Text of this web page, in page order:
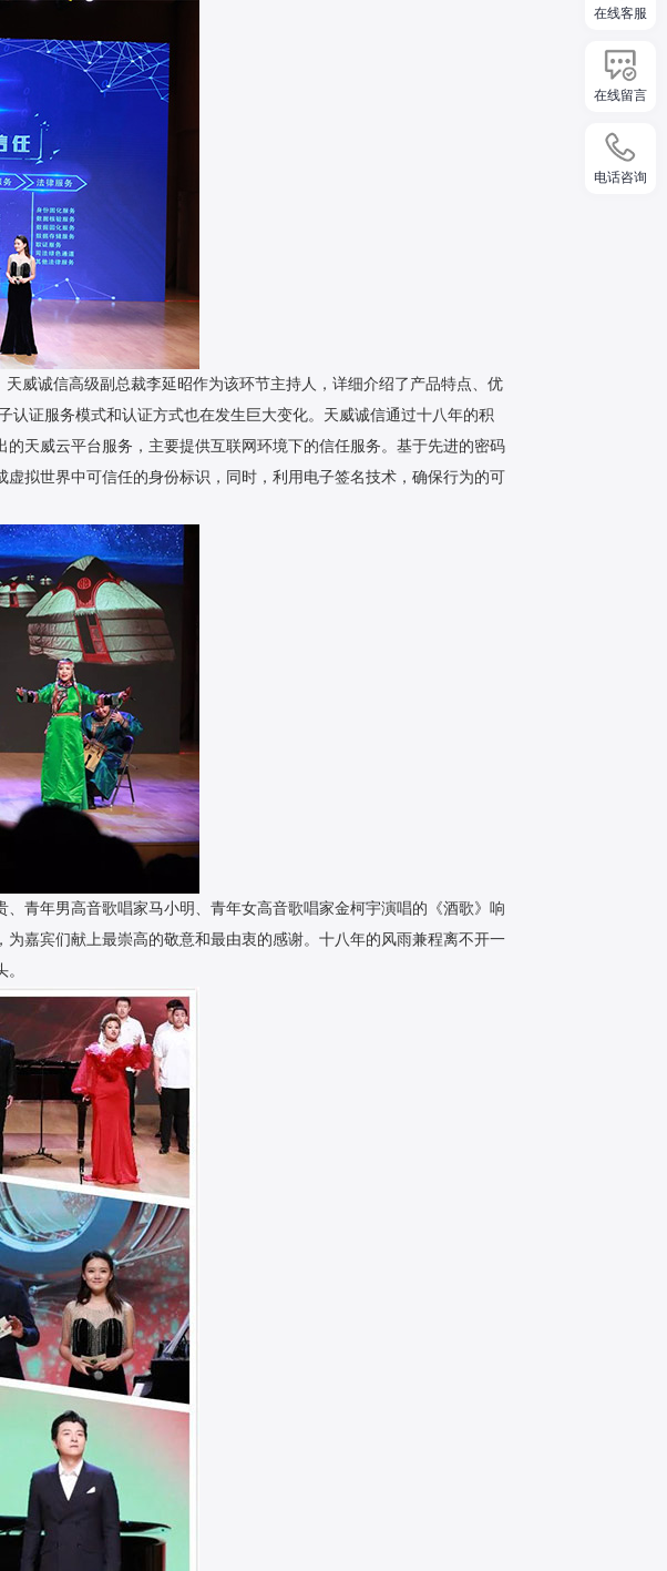
威诚信高级副总裁李延昭作为该环节主持人，详细介绍了产品特点、优
证服务模式和认证方式也在发生巨大变化。天威诚信通过十八年的积
天威云平台服务，主要提供互联网环境下的信任服务。基于先进的密码
拟世界中可信任的身份标识，同时，利用电子签名技术，确保行为的可
青年男高音歌唱家马小明、青年女高音歌唱家金柯宇演唱的《酒歌》响
嘉宾们献上最崇高的敬意和最由衷的感谢。十八年的风雨兼程离不开一
在线客服
在线留言
电话咨询